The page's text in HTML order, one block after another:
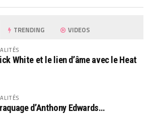
TRENDING VIDEOS
White et le lien d’âme avec le Heat
d’Anthony Edwards…